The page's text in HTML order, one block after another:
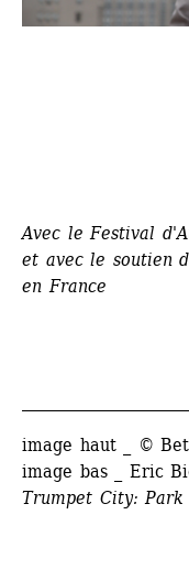
Avec le Festival
et avec le soutien
en France
image haut _ ©
image bas _ Eric
Trumpet City: Park